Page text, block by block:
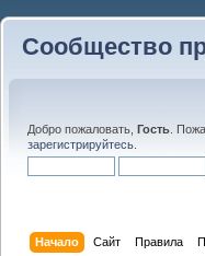
Сообщество
Добро пожаловать, Гость .
зарегистрируйтесь
Начало Сайт Правила